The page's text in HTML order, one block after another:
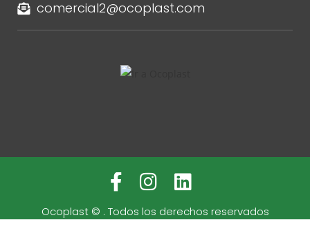
comercial2@ocoplast.com
Ocoplast © . Todos los derechos reservados